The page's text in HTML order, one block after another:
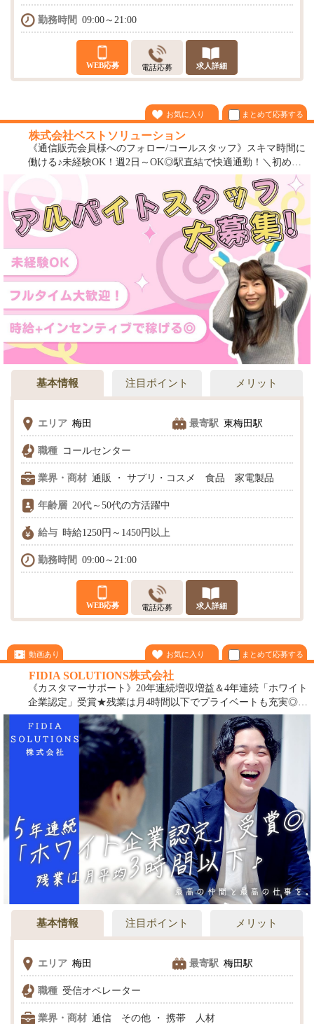
勤務時間 09:00～21:00
WEB応募 電話応募 求人詳細
お気に入り まとめて応募する
株式会社ベストソリューション
《通信販売会員様へのフォロー/コールスタッフ》スキマ時間に
働ける♪未経験OK！週2日～OK◎駅直結で快適通勤！＼初めて
基本情報 注目ポイント メリット
エリア 梅田 最寄駅 東梅田駅
職種 コールセンター
業界・商材 通販 ・ サプリ・コスメ 食品 家電製品
年齢層 20代～50代の方活躍中
給与 時給1250円～1450円以上
勤務時間 09:00～21:00
WEB応募 電話応募 求人詳細
動画あり お気に入り まとめて応募する
FIDIA SOLUTIONS株式会社
《カスタマーサポート》20年連続増収増益＆4年連続「ホワイト
企業認定」受賞★残業は月4時間以下でプライベートも充実◎初
めての正社員はFIDIA SOLUTIONSで♪
基本情報 注目ポイント メリット
エリア 梅田 最寄駅 梅田駅
職種 受信オペレーター
業界・商材 通信 その他 ・ 携帯 人材